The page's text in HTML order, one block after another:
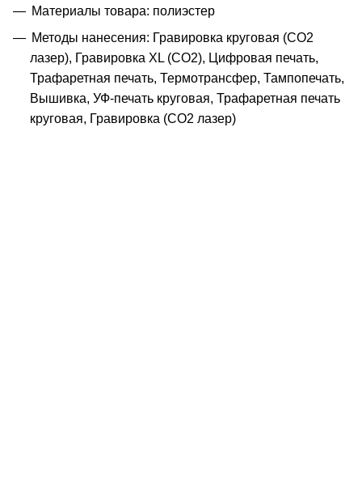
Материалы товара: полиэстер
Методы нанесения: Гравировка круговая (CO2
лазер), Гравировка XL (СО2), Цифровая печать,
Трафаретная печать, Термотрансфер, Тампопечать,
Вышивка, УФ-печать круговая, Трафаретная печать
круговая, Гравировка (CO2 лазер)